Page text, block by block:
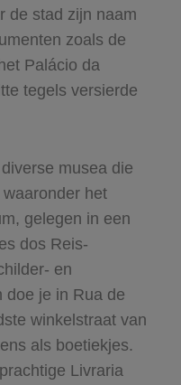
de stad zijn naam
zoals de
Palácio da
tegels versierde
musea die
het
gelegen in een
dos Reis-
en
doe je in Rua de
winkelstraat van
als boetiekjes.
Livraria